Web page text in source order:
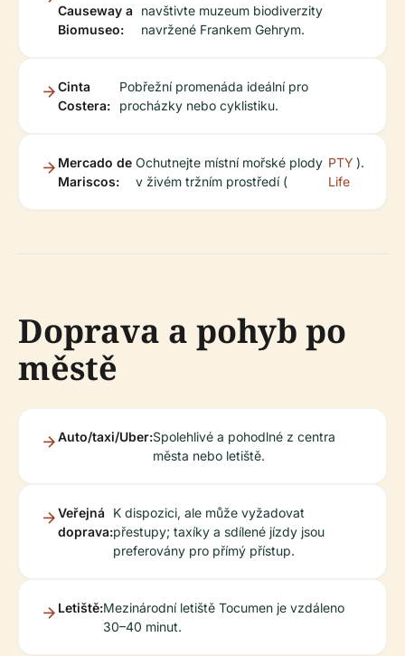
Causeway a
Biomuseo:
navštivte muzeum biodiverzity
navržené Frankem Gehrym.
Cinta
Costera:
Pobřežní promenáda ideální pro
procházky nebo cyklistiku.
Mercado de
Mariscos:
Ochutnejte místní mořské plody
v živém tržním prostředí (
PTY
Life
).
Doprava a pohyb po
městě
Auto/taxi/Uber:Spolehlivé a pohodlné z centra
města nebo letiště.
Veřejná
doprava:
K dispozici, ale může vyžadovat
přestupy; taxíky a sdílené jízdy jsou
preferovány pro přímý přístup.
Letiště:Mezinárodní letiště Tocumen je vzdáleno
30–40 minut.